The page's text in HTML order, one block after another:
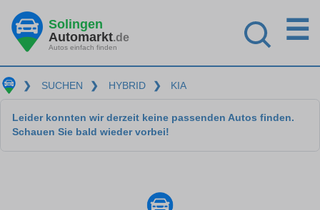
Solingen
Automarkt.de
Autos einfach finden
☰
❯ SUCHEN ❯ HYBRID ❯ KIA
Leider konnten wir derzeit keine passenden Autos finden.
Schauen Sie bald wieder vorbei!